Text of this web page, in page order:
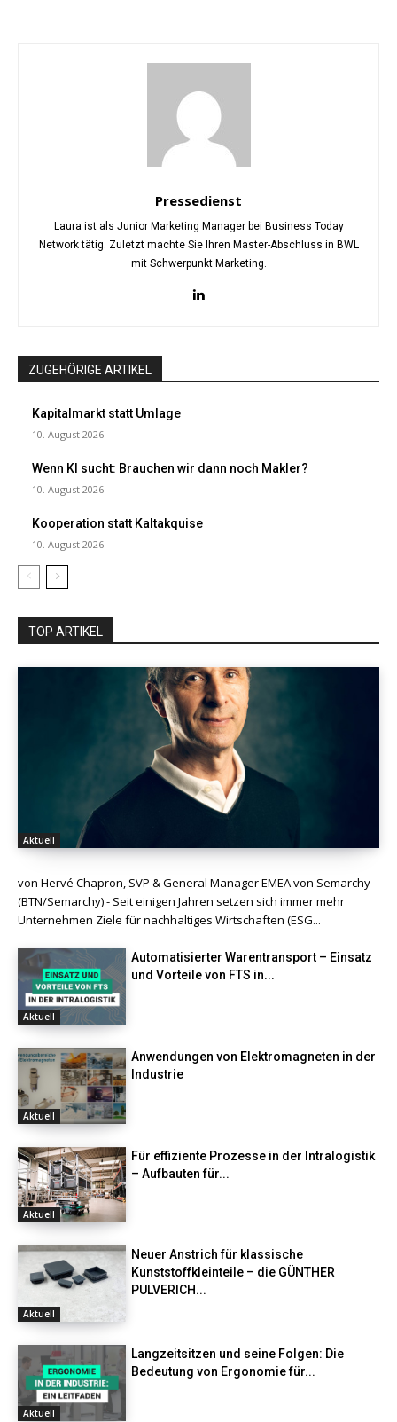
Pressedienst
Laura ist als Junior Marketing Manager bei Business Today
Network tätig. Zuletzt machte Sie Ihren Master-Abschluss in BWL
mit Schwerpunkt Marketing.
ZUGEHÖRIGE ARTIKEL
Kapitalmarkt statt Umlage
10. August 2026
Wenn KI sucht: Brauchen wir dann noch Makler?
10. August 2026
Kooperation statt Kaltakquise
10. August 2026
TOP ARTIKEL
Aktuell
von Hervé Chapron, SVP & General Manager EMEA von Semarchy
(BTN/Semarchy) - Seit einigen Jahren setzen sich immer mehr
Unternehmen Ziele für nachhaltiges Wirtschaften (ESG...
Aktuell
Automatisierter Warentransport – Einsatz
und Vorteile von FTS in...
Aktuell
Anwendungen von Elektromagneten in der
Industrie
Aktuell
Für effiziente Prozesse in der Intralogistik
– Aufbauten für...
Aktuell
Neuer Anstrich für klassische
Kunststoffkleinteile – die GÜNTHER
PULVERICH...
Aktuell
Langzeitsitzen und seine Folgen: Die
Bedeutung von Ergonomie für...